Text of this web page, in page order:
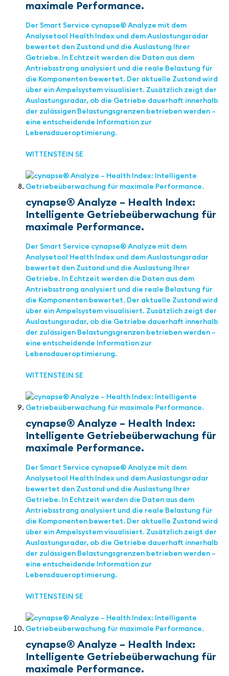
maximale Performance.
Der Smart Service cynapse® Analyze mit dem
Analysetool Health Index und dem Auslastungsradar
bewertet den Zustand und die Auslastung Ihrer
Getriebe. In Echtzeit werden die Daten aus dem
Antriebsstrang analysiert und die reale Belastung für
die Komponenten bewertet. Der aktuelle Zustand wird
über ein Ampelsystem visualisiert. Zusätzlich zeigt der
Auslastungsradar, ob die Getriebe dauerhaft innerhalb
der zulässigen Belastungsgrenzen betrieben werden –
eine entscheidende Information zur
Lebensdaueroptimierung.
WITTENSTEIN SE
cynapse® Analyze – Health Index:
Intelligente Getriebeüberwachung für
maximale Performance.
Der Smart Service cynapse® Analyze mit dem
Analysetool Health Index und dem Auslastungsradar
bewertet den Zustand und die Auslastung Ihrer
Getriebe. In Echtzeit werden die Daten aus dem
Antriebsstrang analysiert und die reale Belastung für
die Komponenten bewertet. Der aktuelle Zustand wird
über ein Ampelsystem visualisiert. Zusätzlich zeigt der
Auslastungsradar, ob die Getriebe dauerhaft innerhalb
der zulässigen Belastungsgrenzen betrieben werden –
eine entscheidende Information zur
Lebensdaueroptimierung.
WITTENSTEIN SE
cynapse® Analyze – Health Index:
Intelligente Getriebeüberwachung für
maximale Performance.
Der Smart Service cynapse® Analyze mit dem
Analysetool Health Index und dem Auslastungsradar
bewertet den Zustand und die Auslastung Ihrer
Getriebe. In Echtzeit werden die Daten aus dem
Antriebsstrang analysiert und die reale Belastung für
die Komponenten bewertet. Der aktuelle Zustand wird
über ein Ampelsystem visualisiert. Zusätzlich zeigt der
Auslastungsradar, ob die Getriebe dauerhaft innerhalb
der zulässigen Belastungsgrenzen betrieben werden –
eine entscheidende Information zur
Lebensdaueroptimierung.
WITTENSTEIN SE
cynapse® Analyze – Health Index:
Intelligente Getriebeüberwachung für
maximale Performance.